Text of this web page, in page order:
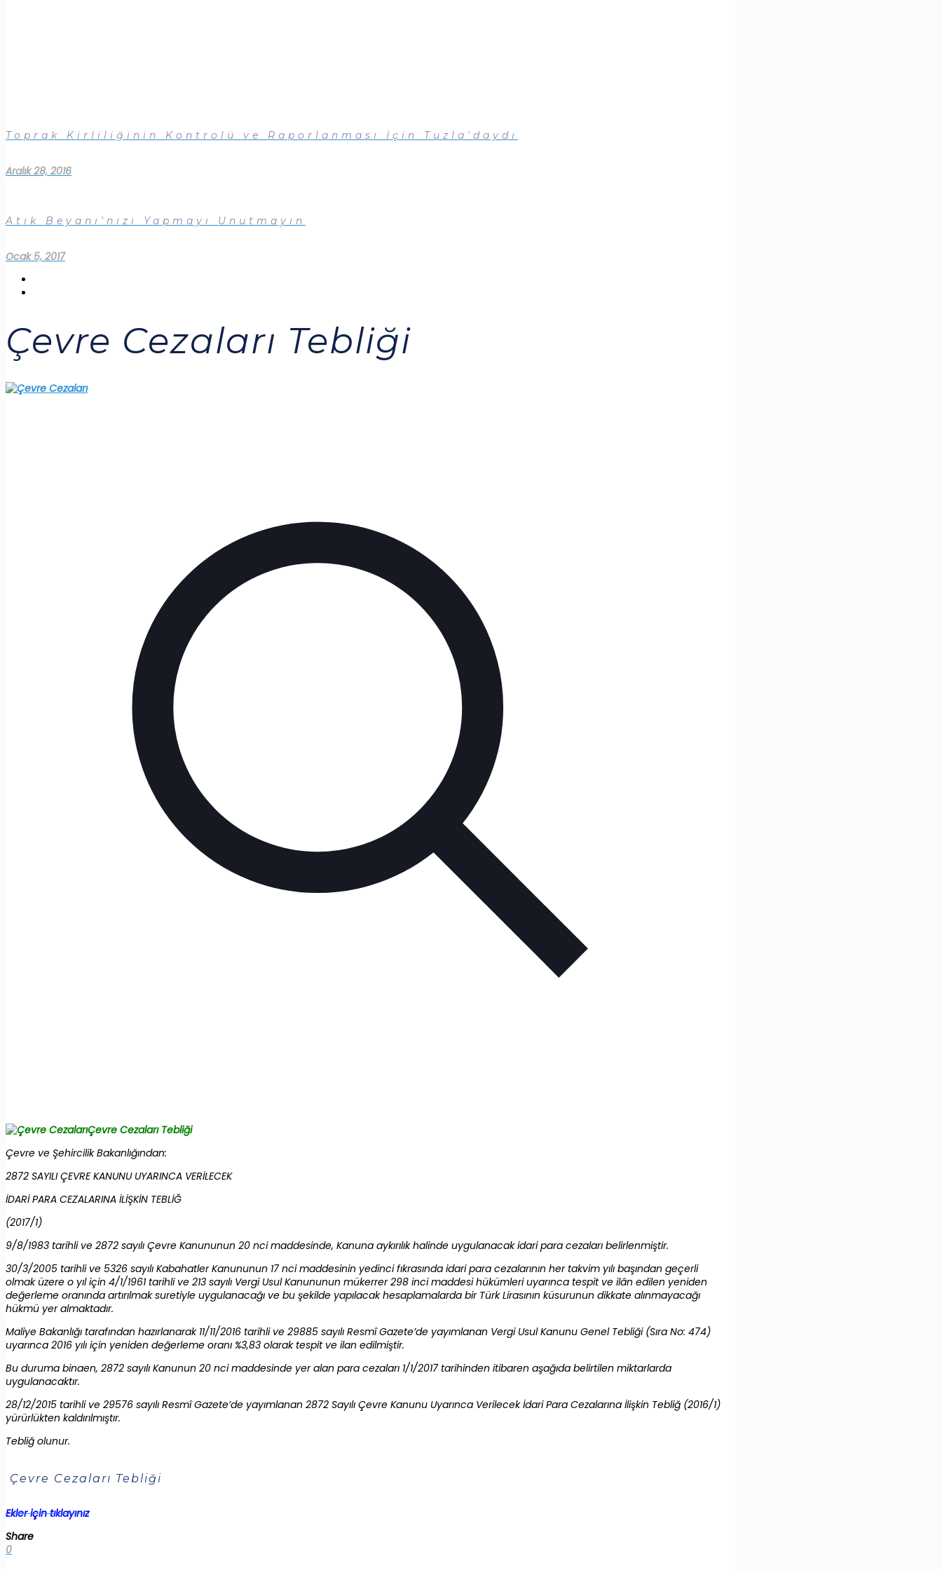
Toprak Kirliliğinin Kontrolü ve Raporlanması İçin Tuzla'daydı
Aralık 28, 2016
Atık Beyanı'nızı Yapmayı Unutmayın
Ocak 5, 2017
Çevre Cezaları Tebliği
Çevre Cezaları Tebliği
Çevre ve Şehircilik Bakanlığından:
2872 SAYILI ÇEVRE KANUNU UYARINCA VERİLECEK
İDARİ PARA CEZALARINA İLİŞKİN TEBLİĞ
(2017/1)
9/8/1983 tarihli ve 2872 sayılı Çevre Kanununun 20 nci maddesinde, Kanuna aykırılık halinde uygulanacak idari para cezaları belirlenmiştir.
30/3/2005 tarihli ve 5326 sayılı Kabahatler Kanununun 17 nci maddesinin yedinci fıkrasında idari para cezalarının her takvim yılı başından geçerli
olmak üzere o yıl için 4/1/1961 tarihli ve 213 sayılı Vergi Usul Kanununun mükerrer 298 inci maddesi hükümleri uyarınca tespit ve ilân edilen yeniden
değerleme oranında artırılmak suretiyle uygulanacağı ve bu şekilde yapılacak hesaplamalarda bir Türk Lirasının küsurunun dikkate alınmayacağı
hükmü yer almaktadır.
Maliye Bakanlığı tarafından hazırlanarak 11/11/2016 tarihli ve 29885 sayılı Resmî Gazete’de yayımlanan Vergi Usul Kanunu Genel Tebliği (Sıra No: 474)
uyarınca 2016 yılı için yeniden değerleme oranı %3,83 olarak tespit ve ilan edilmiştir.
Bu duruma binaen, 2872 sayılı Kanunun 20 nci maddesinde yer alan para cezaları 1/1/2017 tarihinden itibaren aşağıda belirtilen miktarlarda
uygulanacaktır.
28/12/2015 tarihli ve 29576 sayılı Resmî Gazete’de yayımlanan 2872 Sayılı Çevre Kanunu Uyarınca Verilecek İdari Para Cezalarına İlişkin Tebliğ (2016/1)
yürürlükten kaldırılmıştır.
Tebliğ olunur.
Çevre Cezaları Tebliği
Ekler için tıklayınız
Share
0